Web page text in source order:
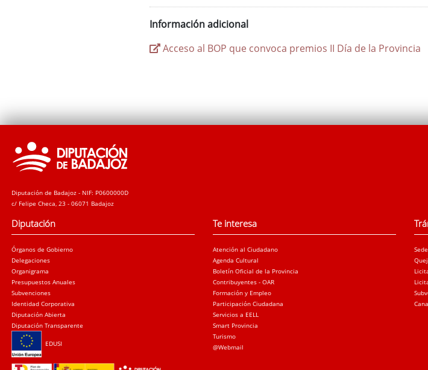
Información adicional
Acceso al BOP que convoca premios II Día de la Provincia
Diputación de Badajoz - NIF: P0600000D
c/ Felipe Checa, 23 - 06071 Badajoz
Diputación
Órganos de Gobierno
Delegaciones
Organigrama
Presupuestos Anuales
Subvenciones
Identidad Corporativa
Diputación Abierta
Diputación Transparente
EDUSI
Te interesa
Atención al Ciudadano
Agenda Cultural
Boletín Oficial de la Provincia
Contribuyentes - OAR
Formación y Empleo
Participación Ciudadana
Servicios a EELL
Smart Provincia
Turismo
@Webmail